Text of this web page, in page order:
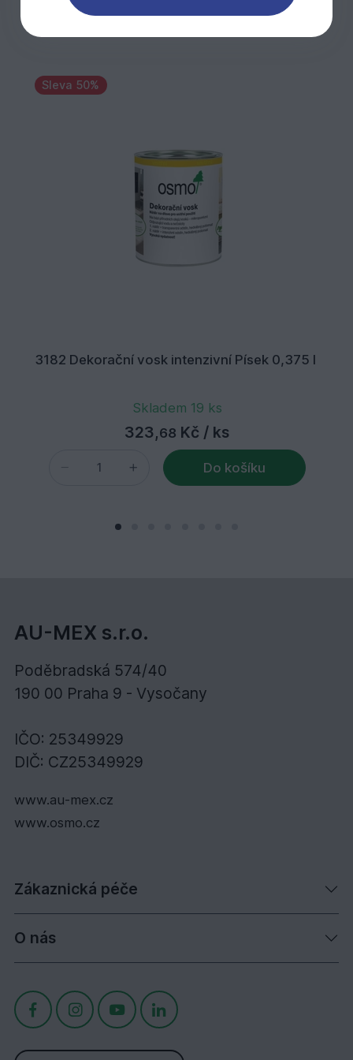
Sleva 50%
3182 Dekorační vosk intenzivní Písek 0,375 l
Skladem 19 ks
323,68 Kč / ks
Do košíku
AU-MEX s.r.o.
Poděbradská 574/40
190 00 Praha 9 - Vysočany
IČO: 25349929
DIČ: CZ25349929
www.au-mex.cz
www.osmo.cz
Zákaznická péče
O nás